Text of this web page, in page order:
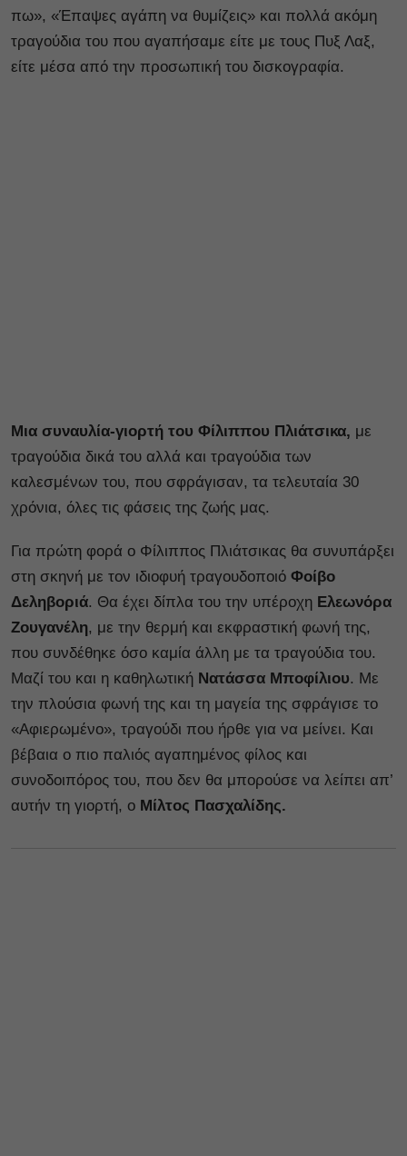
πω», «Έπαψες αγάπη να θυμίζεις» και πολλά ακόμη
τραγούδια του που αγαπήσαμε είτε με τους Πυξ Λαξ,
είτε μέσα από την προσωπική του δισκογραφία.
Μια συναυλία-γιορτή του Φίλιππου Πλιάτσικα, με
τραγούδια δικά του αλλά και τραγούδια των
καλεσμένων του, που σφράγισαν, τα τελευταία 30
χρόνια, όλες τις φάσεις της ζωής μας.
Για πρώτη φορά ο Φίλιππος Πλιάτσικας θα συνυπάρξει
στη σκηνή με τον ιδιοφυή τραγουδοποιό Φοίβο
Δεληβοριά. Θα έχει δίπλα του την υπέροχη Ελεωνόρα
Ζουγανέλη, με την θερμή και εκφραστική φωνή της,
που συνδέθηκε όσο καμία άλλη με τα τραγούδια του.
Μαζί του και η καθηλωτική Νατάσσα Μποφίλιου. Με
την πλούσια φωνή της και τη μαγεία της σφράγισε το
«Αφιερωμένο», τραγούδι που ήρθε για να μείνει. Και
βέβαια ο πιο παλιός αγαπημένος φίλος και
συνοδοιπόρος του, που δεν θα μπορούσε να λείπει απ’
αυτήν τη γιορτή, ο Μίλτος Πασχαλίδης.